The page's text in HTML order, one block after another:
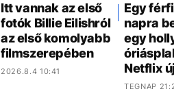
Itt vannak az első
fotók Billie Eilishról
az első komolyabb
filmszerepében
2026.8.4 10:41
Egy
napra
egy
Netflix
TEGNAP